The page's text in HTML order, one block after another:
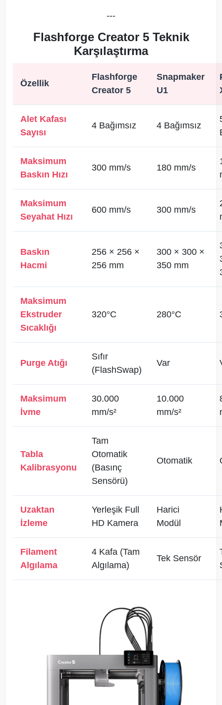
---
Flashforge Creator 5 Teknik
Karşılaştırma
Özellik
Flashforge
Creator 5
Snapmaker
U1
Alet Kafası
Sayısı
4 Bağımsız 4 Bağımsız
Maksimum
Baskın Hızı
300 mm/s 180 mm/s
Maksimum
Seyahat Hızı
600 mm/s 300 mm/s
Baskın
Hacmi
256 × 256 ×
256 mm
300 × 300 ×
350 mm
Maksimum
Ekstruder
Sıcaklığı
320°C 280°C
Purge Atığı
Sıfır
(FlashSwap)
Var
Maksimum
İvme
30.000
mm/s²
10.000
mm/s²
Tabla
Kalibrasyonu
Tam
Otomatik
(Basınç
Sensörü)
Otomatik
Uzaktan
İzleme
Yerleşik Full
HD Kamera
Harici
Modül
Filament
Algılama
4 Kafa (Tam
Algılama)
Tek Sensör